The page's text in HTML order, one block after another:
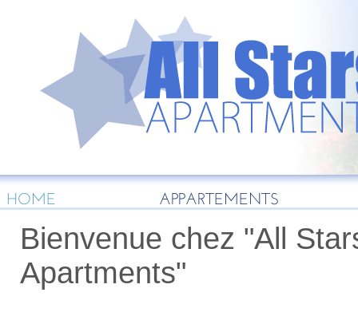
HOME APPARTEMENTS
Bienvenue chez "All
Apartments"